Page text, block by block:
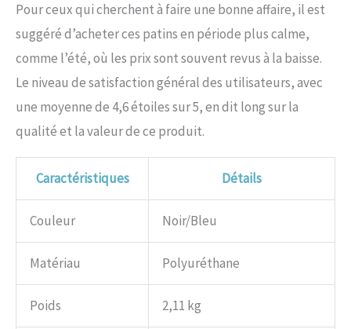
Pour ceux qui cherchent à faire une bonne affaire, il est
suggéré d’acheter ces patins en période plus calme,
comme l’été, où les prix sont souvent revus à la baisse.
Le niveau de satisfaction général des utilisateurs, avec
une moyenne de 4,6 étoiles sur 5, en dit long sur la
qualité et la valeur de ce produit.
Caractéristiques Détails
Couleur Noir/Bleu
Matériau Polyuréthane
Poids 2,11 kg